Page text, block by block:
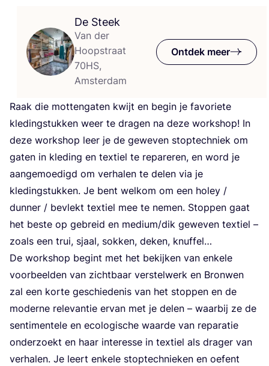
De Steek
Van der
Hoopstraat
70HS,
Amsterdam
Ontdek meer
Raak die mot­ten­ga­ten kwijt en begin je favo­rie­te
kle­ding­stuk­ken weer te dra­gen na deze work­shop! In
deze work­shop leer je de gewe­ven stop­tech­niek om
gaten in kle­ding en tex­tiel te repa­re­ren, en word je
aan­ge­moe­digd om ver­ha­len te delen via je
kle­ding­stuk­ken. Je bent wel­kom om een holey /
dun­ner / bevlekt tex­tiel mee te nemen. Stop­pen gaat
het bes­te op gebreid en medium/​dik gewe­ven tex­tiel –
zoals een trui, sjaal, sok­ken, deken, knuffel…
De work­shop begint met het bekij­ken van enke­le
voor­beel­den van zicht­baar ver­stel­werk en Bron­wen
zal een kor­te geschie­de­nis van het stop­pen en de
moder­ne rele­van­tie ervan met je delen – waar­bij ze de
sen­ti­men­te­le en eco­lo­gi­sche waar­de van repa­ra­tie
onder­zoekt en haar inte­res­se in tex­tiel als dra­ger van
ver­ha­len. Je leert enke­le stop­tech­nie­ken en oefent